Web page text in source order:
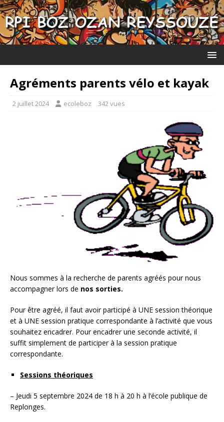
Agréments parents vélo et kayak
2 juillet 2024 ecoleboz 342 vues
Nous sommes à la recherche de parents agréés pour nous
accompagner lors de nos sorties.
Pour être agréé, il faut avoir participé à UNE session théorique
et à UNE session pratique correspondante à l’activité que vous
souhaitez encadrer. Pour encadrer une seconde activité, il
suffit simplement de participer à la session pratique
correspondante.
Sessions théoriques
– Jeudi 5 septembre 2024 de 18 h à 20 h à l’école publique de
Replonges.